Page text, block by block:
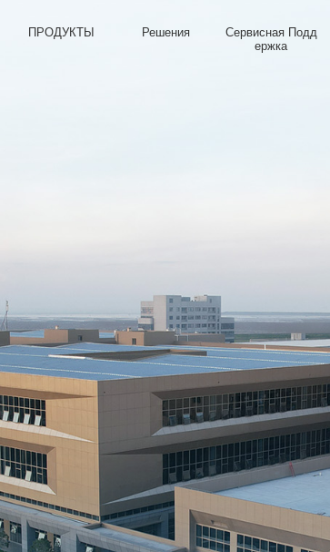
ПРОДУКТЫ Решения Сервисная Подд
ержка